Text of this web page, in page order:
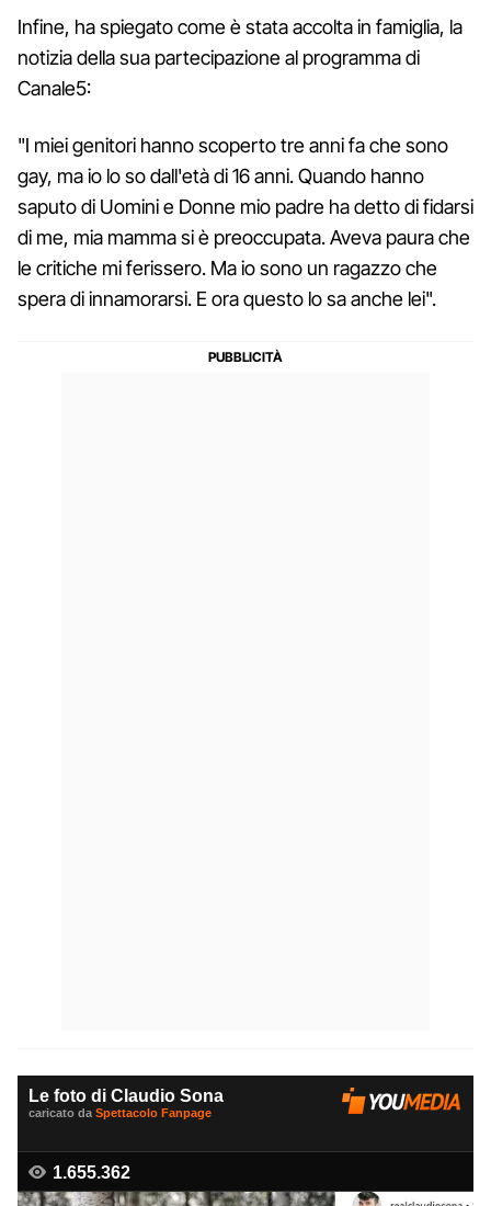
Infine, ha spiegato come è stata accolta in famiglia, la
notizia della sua partecipazione al programma di
Canale5:
"I miei genitori hanno scoperto tre anni fa che sono
gay, ma io lo so dall'età di 16 anni. Quando hanno
saputo di Uomini e Donne mio padre ha detto di fidarsi
di me, mia mamma si è preoccupata. Aveva paura che
le critiche mi ferissero. Ma io sono un ragazzo che
spera di innamorarsi. E ora questo lo sa anche lei".